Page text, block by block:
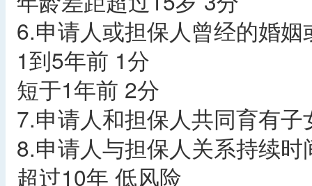
6.申请人或担保人曾经的婚
1到5年前 1分
短于1年前 2分
7.申请人和担保人共同育有子
8.申请人与担保人关系持续时
超过10年 低风险